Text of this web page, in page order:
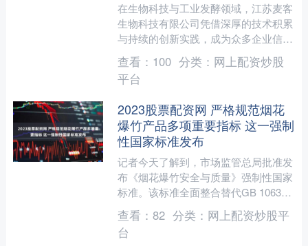
在生物科技与工业发酵领域，江苏麦客
生物科技有限公司凭借深厚的技术积累
与持续的创新实践，成为众多企业信赖
的合作伙伴。公司深耕工业发酵罐细分
市场，专注于工业发酵罐、....
查看： 100 分类： 网上配资炒股
平台
2023股票配资网 严格规范烟花
爆竹产品多项重要指标 这一强制
性国家标准发布
记者今天了解到，市场监管总局批准发
布《烟花爆竹安全与质量》强制性国家
标准。该标准全面整合替代GB 10631
—2013等7项国家标准，针对烟花爆竹
生产、经营、运....
查看： 82 分类： 网上配资炒股平
台